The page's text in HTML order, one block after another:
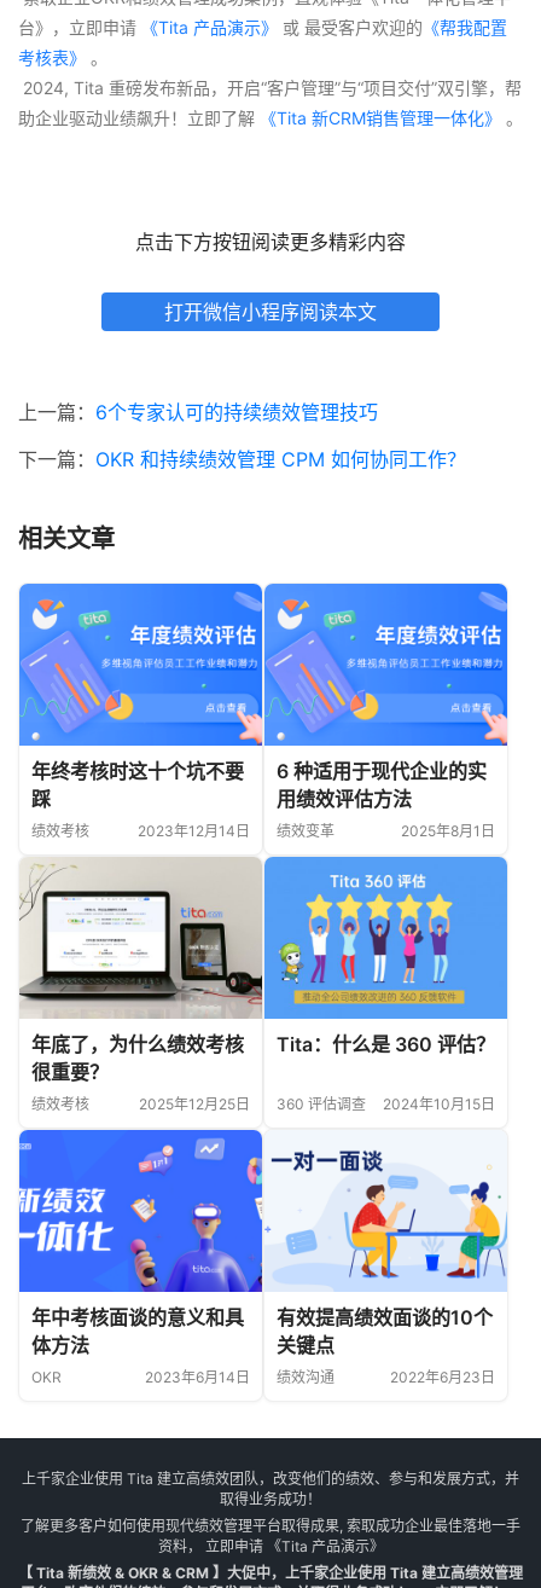
台》，立即申请 《Tita 产品演示》 或 最受客户欢迎的 《帮我配置
考核表》
。
助企业驱动业绩飙升！立即了解 《Tita 新CRM销售管理一体化》 。
点击下方按钮阅读更多精彩内容
打开微信小程序阅读本文
上一篇： 6个专家认可的持续绩效管理技巧
下一篇： OKR 和持续绩效管理 CPM 如何协同工作？
相关文章
年终考核时这十个坑不要
踩
绩效考核 2023年12月14日
6 种适用于现代企业的实
用绩效评估方法
绩效变革 2025年8月1日
年底了，为什么绩效考核
很重要？
绩效考核 2025年12月25日
Tita：什么是 360 评估？
360 评估调查 2024年10月15日
年中考核面谈的意义和具
体方法
OKR 2023年6月14日
有效提高绩效面谈的10个
关键点￼
绩效沟通 2022年6月23日
上千家企业使用 Tita 建立高绩效团队，改变他们的绩效、参与和发展方式，并
取得业务成功！
了解更多客户如何使用现代绩效管理平台取得成果, 索取成功企业最佳落地一手
资料， 立即申请《Tita 产品演示》
【 Tita 新绩效 & OKR & CRM 】大促中，上千家企业使用 Tita 建立高绩效管理